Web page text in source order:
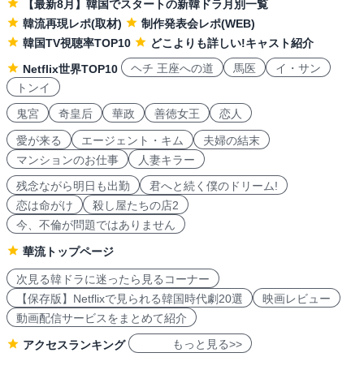
【最新8月】韓国でスタートの新韓ドラ月別一覧
韓流再現レポ(取材)
制作発表会レポ(WEB)
韓国TV視聴率TOP10
どこよりも詳しい!キャスト紹介
Netflix世界TOP10
ヘチ 王座への道 馬医
イ・サン
トンイ
鬼宮
奇皇后 華政 善徳女王 恋人
愛が来る エージェント・キム
夫婦の結末
マンションのお仕事
人妻キラー
残念ながら明日も出勤
君へと続く僕のドリーム!
恋は命がけ
殺し屋たちの店2
今、不倫が問題ではありません
華流トップページ
次見る韓ドラに迷ったら見るコーナー
【保存版】Netflixで見られる韓国時代劇20選
映画レビュー
動画配信サービスをまとめて紹介
アクセスランキング もっと見る>>